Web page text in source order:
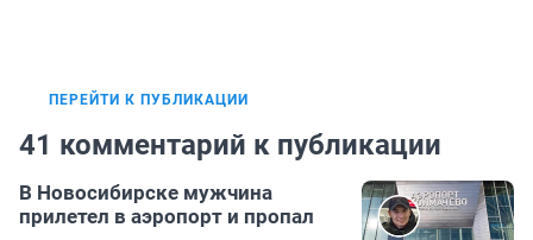
ПЕРЕЙТИ К ПУБЛИКАЦИИ
41 комментарий к публикации
В Новосибирске мужчина
прилетел в аэропорт и пропал